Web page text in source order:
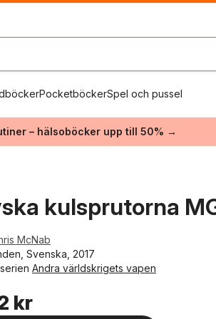
PocketböckerSpel och pussel
– hälsoböcker upp till 50% →
kulsprutorna
McNab
Svenska, 2017
Andra världskrigets vapen
kr